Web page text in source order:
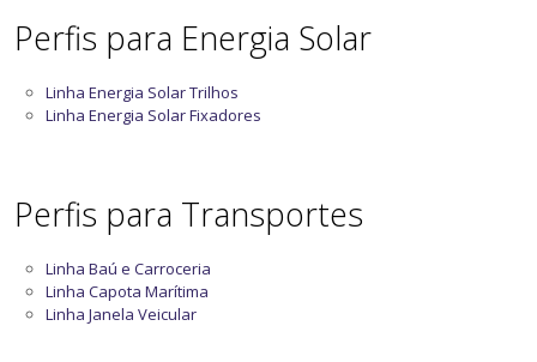
Perfis para Energia Solar
Linha Energia Solar Trilhos
Linha Energia Solar Fixadores
Perfis para Transportes
Linha Baú e Carroceria
Linha Capota Marítima
Linha Janela Veicular